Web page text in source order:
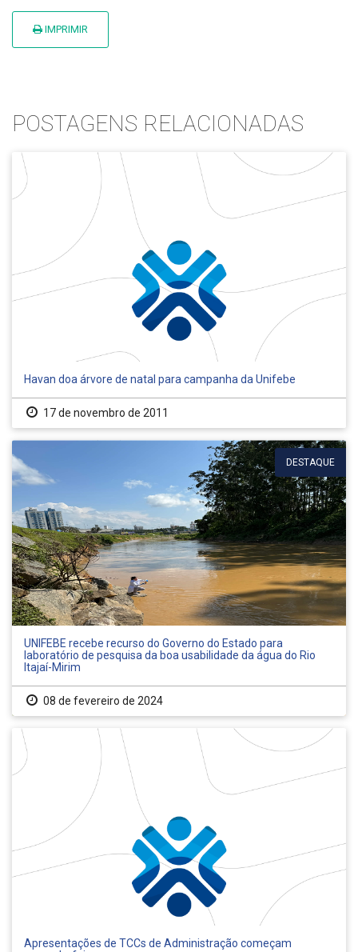
IMPRIMIR
POSTAGENS RELACIONADAS
Havan doa árvore de natal para campanha da Unifebe
17 de novembro de 2011
DESTAQUE
UNIFEBE recebe recurso do Governo do Estado para
laboratório de pesquisa da boa usabilidade da água do Rio
Itajaí-Mirim
08 de fevereiro de 2024
Apresentações de TCCs de Administração começam